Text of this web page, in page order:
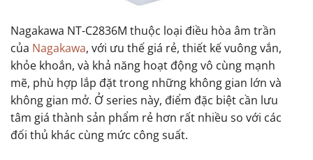
Nagakawa NT-C2836M thuộc loại điều hòa âm trần
của Nagakawa, với ưu thế giá rẻ, thiết kế vuông vắn,
khỏe khoắn, và khả năng hoạt động vô cùng mạnh
mẽ, phù hợp lắp đặt trong những không gian lớn và
không gian mở. Ở series này, điểm đặc biệt cần lưu
tâm giá thành sản phẩm rẻ hơn rất nhiều so với các
đối thủ khác cùng mức công suất.